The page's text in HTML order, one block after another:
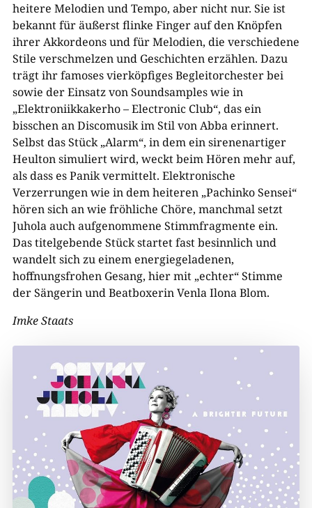
heitere Melodien und Tempo, aber nicht nur. Sie ist
bekannt für äußerst flinke Finger auf den Knöpfen
ihrer Akkordeons und für Melodien, die verschiedene
Stile verschmelzen und Geschichten erzählen. Dazu
trägt ihr famoses vierköpfiges Begleitorchester bei
sowie der Einsatz von Soundsamples wie in
„Elektroniikkakerho – Electronic Club“, das ein
bisschen an Discomusik im Stil von Abba erinnert.
Selbst das Stück „Alarm“, in dem ein sirenenartiger
Heulton simuliert wird, weckt beim Hören mehr auf,
als dass es Panik vermittelt. Elektronische
Verzerrungen wie in dem heiteren „Pachinko Sensei“
hören sich an wie fröhliche Chöre, manchmal setzt
Juhola auch aufgenommene Stimmfragmente ein.
Das titelgebende Stück startet fast besinnlich und
wandelt sich zu einem energiegeladenen,
hoffnungsfrohen Gesang, hier mit „echter“ Stimme
der Sängerin und Beatboxerin Venla Ilona Blom.
Imke Staats